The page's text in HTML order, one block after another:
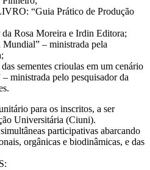
“Guia Prático de Produção
Rosa Moreira e Irdin Editora;
Mundial” – ministrada pela
sementes crioulas em um cenário
ministrada pelo pesquisador da
para os inscritos, a ser
Universitária (Ciuni).
participativas abarcando
orgânicas e biodinâmicas, e das